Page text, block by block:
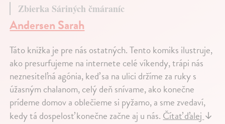
Zbierka Sáriných čmáraníc
Andersen Sarah
Táto knižka je pre nás ostatných. Tento komiks ilustruje,
ako presurfujeme na internete celé víkendy, trápi nás
neznesiteľná agónia, keď sa na ulici držíme za ruky s
úžasným chalanom, celý deň snívame, ako konečne
prídeme domov a oblečieme si pyžamo, a sme zvedaví,
kedy tá dospelosť konečne začne aj u nás.Čítať ďalej↓